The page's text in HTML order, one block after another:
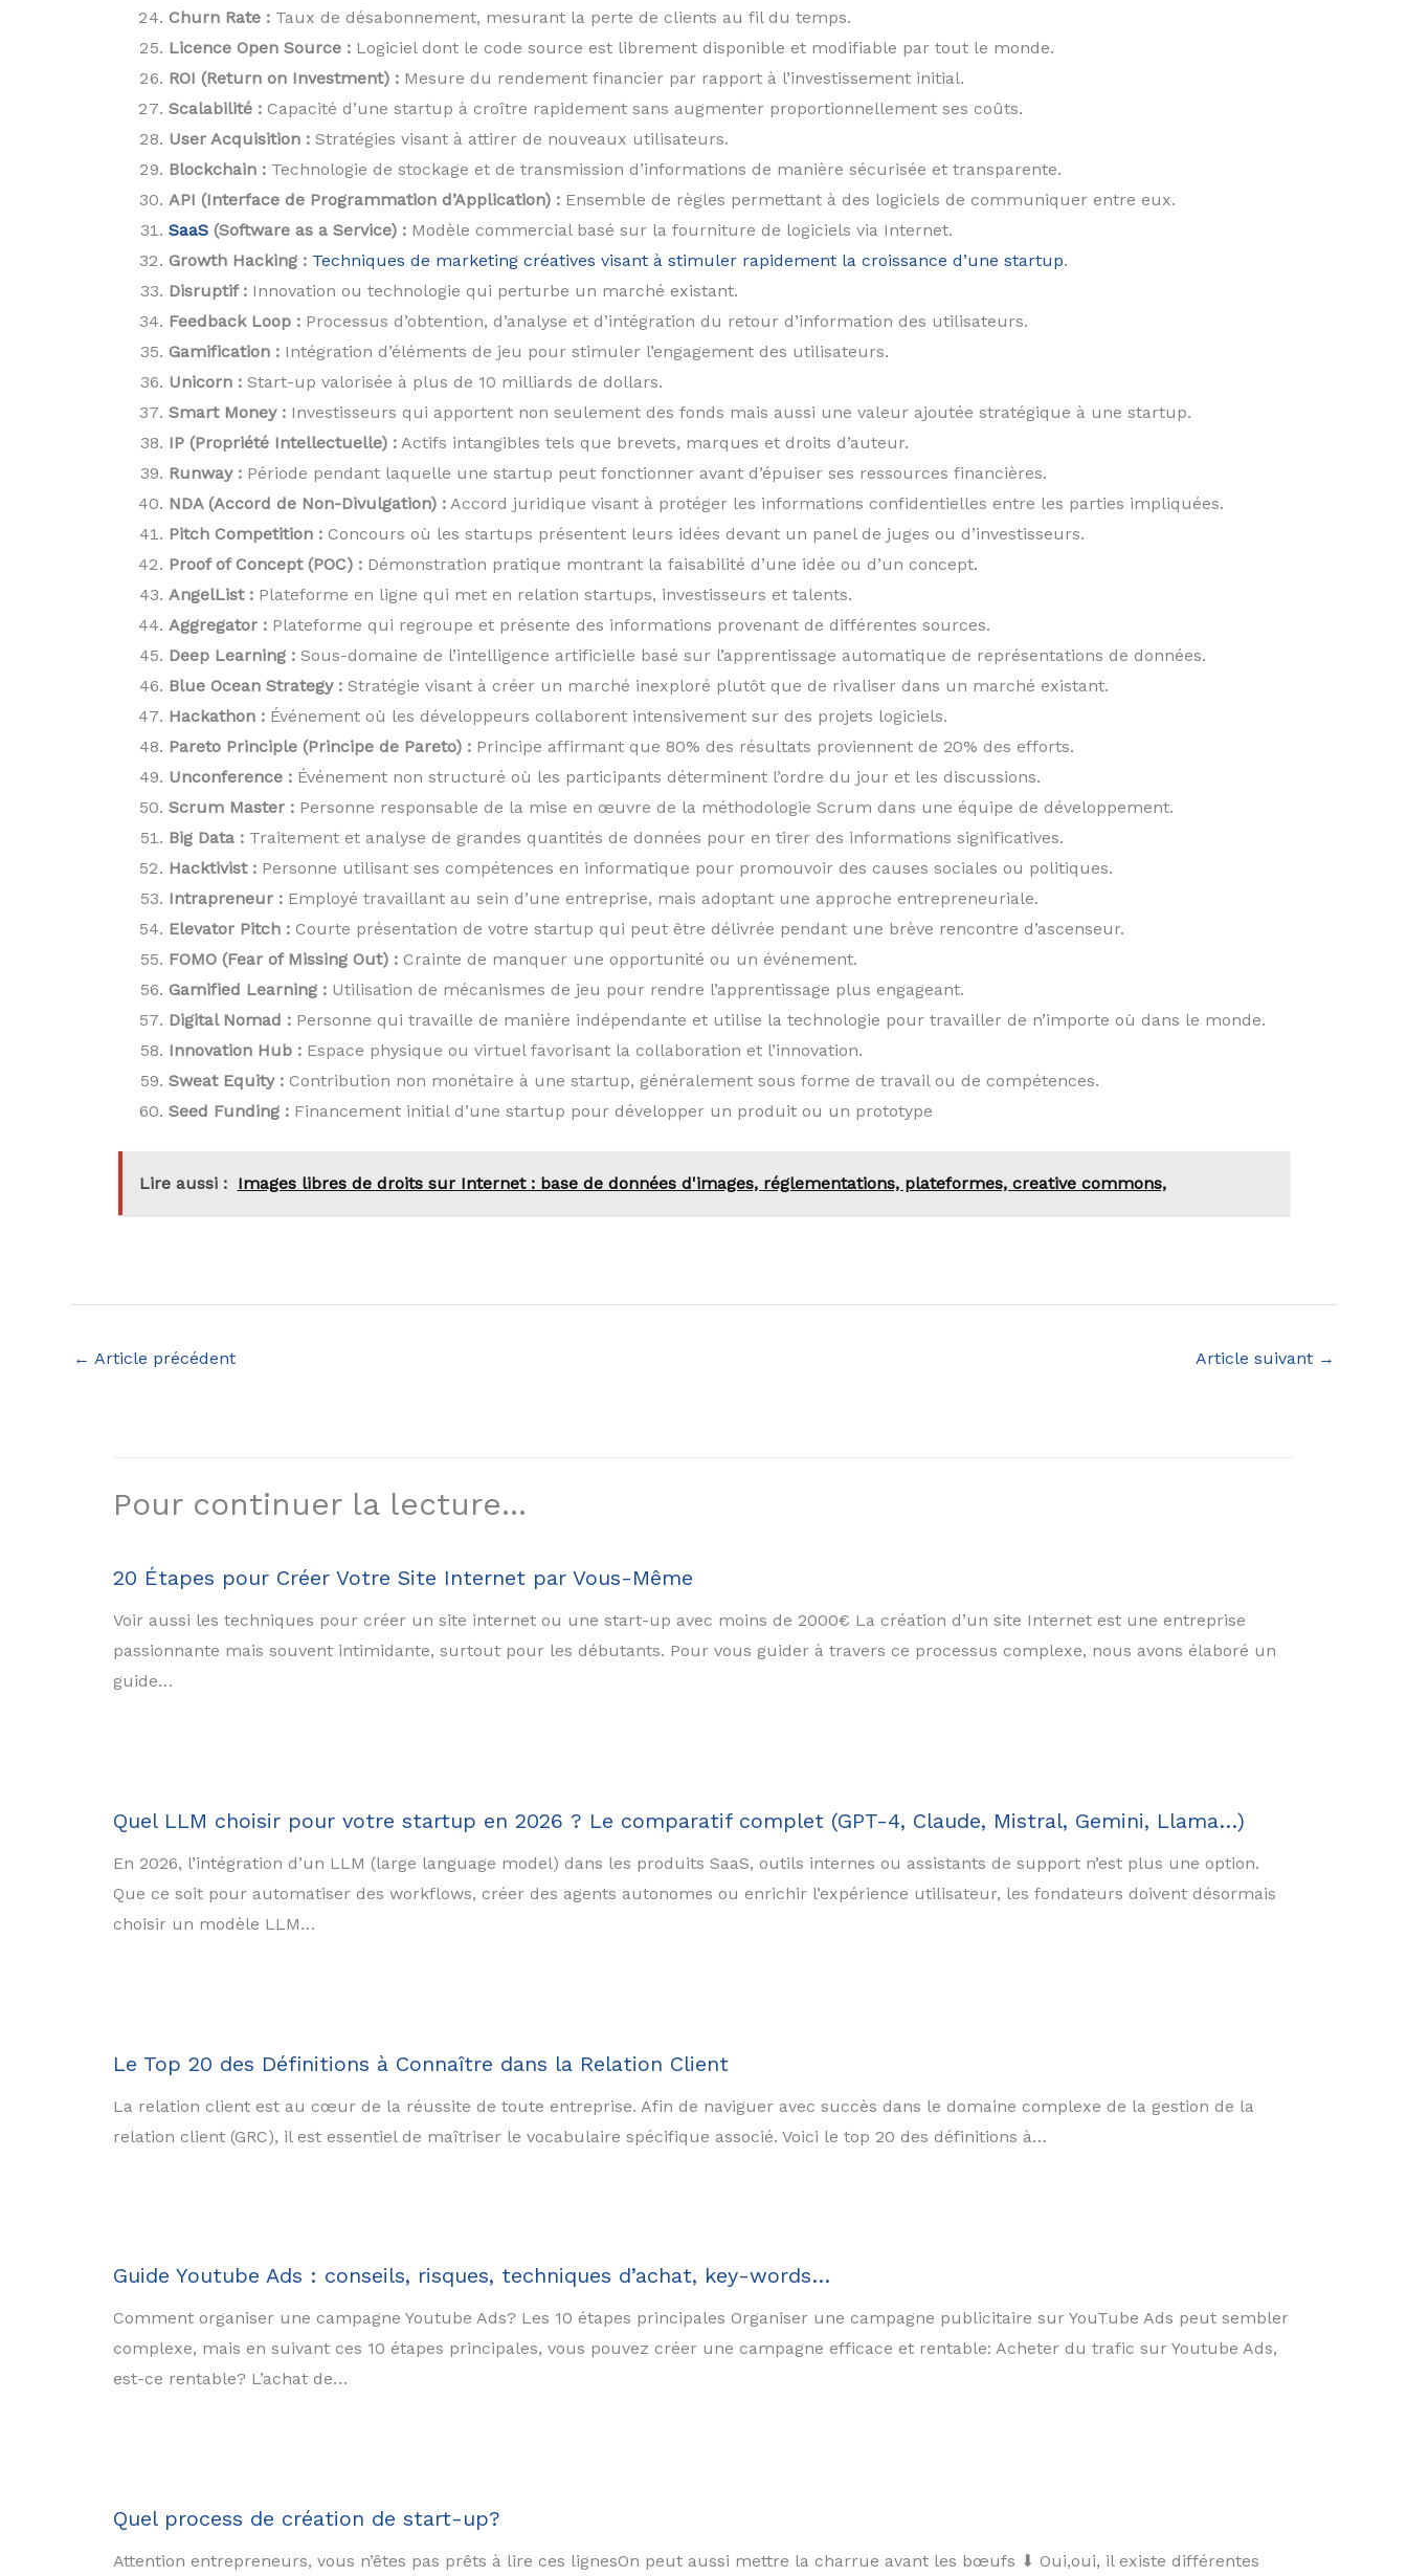
Churn Rate :Taux de désabonnement, mesurant la perte de clients au fil du temps.
Licence Open Source :Logiciel dont le code source est librement disponible et modifiable par tout le monde.
ROI (Return on Investment) :Mesure du rendement financier par rapport à l’investissement initial.
Scalabilité :Capacité d’une startup à croître rapidement sans augmenter proportionnellement ses coûts.
User Acquisition :Stratégies visant à attirer de nouveaux utilisateurs.
Blockchain :Technologie de stockage et de transmission d’informations de manière sécurisée et transparente.
API (Interface de Programmation d’Application) :Ensemble de règles permettant à des logiciels de communiquer entre eux.
SaaS (Software as a Service) :Modèle commercial basé sur la fourniture de logiciels via Internet.
Growth Hacking : Techniques de marketing créatives visant à stimuler rapidement la croissance d’une startup.
Disruptif :Innovation ou technologie qui perturbe un marché existant.
Feedback Loop :Processus d’obtention, d’analyse et d’intégration du retour d’information des utilisateurs.
Gamification :Intégration d’éléments de jeu pour stimuler l’engagement des utilisateurs.
Unicorn :Start-up valorisée à plus de 10 milliards de dollars.
Smart Money :Investisseurs qui apportent non seulement des fonds mais aussi une valeur ajoutée stratégique à une startup.
IP (Propriété Intellectuelle) :Actifs intangibles tels que brevets, marques et droits d’auteur.
Runway :Période pendant laquelle une startup peut fonctionner avant d’épuiser ses ressources financières.
NDA (Accord de Non-Divulgation) :Accord juridique visant à protéger les informations confidentielles entre les parties impliquées.
Pitch Competition :Concours où les startups présentent leurs idées devant un panel de juges ou d’investisseurs.
Proof of Concept (POC) :Démonstration pratique montrant la faisabilité d’une idée ou d’un concept.
AngelList :Plateforme en ligne qui met en relation startups, investisseurs et talents.
Aggregator :Plateforme qui regroupe et présente des informations provenant de différentes sources.
Deep Learning :Sous-domaine de l’intelligence artificielle basé sur l’apprentissage automatique de représentations de données.
Blue Ocean Strategy :Stratégie visant à créer un marché inexploré plutôt que de rivaliser dans un marché existant.
Hackathon :Événement où les développeurs collaborent intensivement sur des projets logiciels.
Pareto Principle (Principe de Pareto) :Principe affirmant que 80% des résultats proviennent de 20% des efforts.
Unconference :Événement non structuré où les participants déterminent l’ordre du jour et les discussions.
Scrum Master :Personne responsable de la mise en œuvre de la méthodologie Scrum dans une équipe de développement.
Big Data :Traitement et analyse de grandes quantités de données pour en tirer des informations significatives.
Hacktivist :Personne utilisant ses compétences en informatique pour promouvoir des causes sociales ou politiques.
Intrapreneur :Employé travaillant au sein d’une entreprise, mais adoptant une approche entrepreneuriale.
Elevator Pitch :Courte présentation de votre startup qui peut être délivrée pendant une brève rencontre d’ascenseur.
FOMO (Fear of Missing Out) :Crainte de manquer une opportunité ou un événement.
Gamified Learning :Utilisation de mécanismes de jeu pour rendre l’apprentissage plus engageant.
Digital Nomad :Personne qui travaille de manière indépendante et utilise la technologie pour travailler de n’importe où dans le monde.
Innovation Hub :Espace physique ou virtuel favorisant la collaboration et l’innovation.
Sweat Equity :Contribution non monétaire à une startup, généralement sous forme de travail ou de compétences.
Seed Funding :Financement initial d’une startup pour développer un produit ou un prototype
Lire aussi : Images libres de droits sur Internet : base de données d'images, réglementations, plateformes, creative commons,
← Article précédent Article suivant →
Pour continuer la lecture...
20 Étapes pour Créer Votre Site Internet par Vous-Même
Voir aussi les techniques pour créer un site internet ou une start-up avec moins de 2000€ La création d’un site Internet est une entreprise
passionnante mais souvent intimidante, surtout pour les débutants. Pour vous guider à travers ce processus complexe, nous avons élaboré un
guide…
Quel LLM choisir pour votre startup en 2026 ? Le comparatif complet (GPT-4, Claude, Mistral, Gemini, Llama…)
En 2026, l’intégration d’un LLM (large language model) dans les produits SaaS, outils internes ou assistants de support n’est plus une option.
Que ce soit pour automatiser des workflows, créer des agents autonomes ou enrichir l’expérience utilisateur, les fondateurs doivent désormais
choisir un modèle LLM…
Le Top 20 des Définitions à Connaître dans la Relation Client
La relation client est au cœur de la réussite de toute entreprise. Afin de naviguer avec succès dans le domaine complexe de la gestion de la
relation client (GRC), il est essentiel de maîtriser le vocabulaire spécifique associé. Voici le top 20 des définitions à…
Guide Youtube Ads : conseils, risques, techniques d’achat, key-words…
Comment organiser une campagne Youtube Ads? Les 10 étapes principales Organiser une campagne publicitaire sur YouTube Ads peut sembler
complexe, mais en suivant ces 10 étapes principales, vous pouvez créer une campagne efficace et rentable: Acheter du trafic sur Youtube Ads,
est-ce rentable? L’achat de…
Quel process de création de start-up?
Attention entrepreneurs, vous n’êtes pas prêts à lire ces lignesOn peut aussi mettre la charrue avant les bœufs ⬇ Oui,oui, il existe différentes